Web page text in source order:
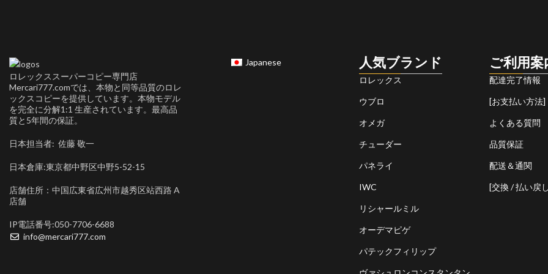
ロレックススーパーコピー専門店
Mercari777.comでは、本物と同等品質のロレ
ックスコピーを提供しています。本物モデル
を完全に分解1:1 生産されています。最高品
質と5年間の保証。
日本担当者: 佐藤 敬一
日本倉庫:東京都中野区中野5-52-15
店舗住所：中国広東省広州市越秀区站西路 A
店舗
IP電話番号:050-7706-6688
info@mercari777.com
Japanese 人気ブランド
ロレックス
ウブロ
オメガ
チューダー
パネライ
IWC
リシャールミル
オーデマピゲ
パテックフィリップ
ご利用案
配達完了情報
[お支払い方法]
よくある質問
品質保証
配送＆通関
[交換 / 払い戻